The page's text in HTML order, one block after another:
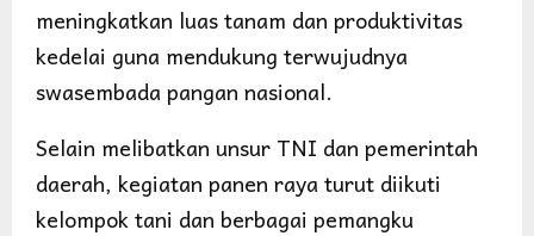
meningkatkan luas tanam dan produktivitas
kedelai guna mendukung terwujudnya
swasembada pangan nasional.
Selain melibatkan unsur TNI dan pemerintah
daerah, kegiatan panen raya turut diikuti
kelompok tani dan berbagai pemangku